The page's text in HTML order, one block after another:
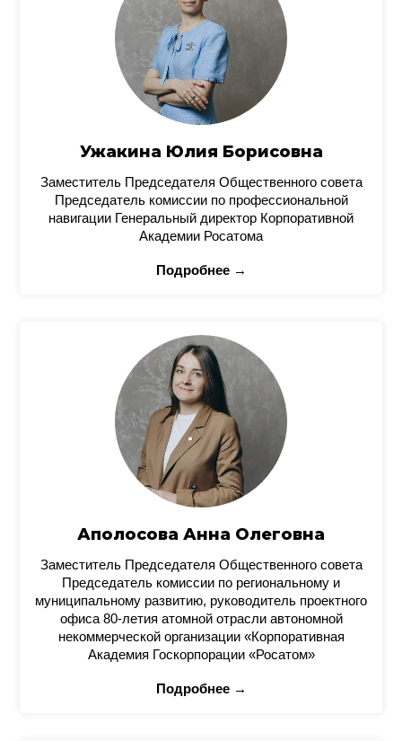
Ужакина Юлия Борисовна
Заместитель Председателя Общественного совета
Председатель комиссии по профессиональной
навигации Генеральный директор Корпоративной
Академии Росатома
Подробнее →
Аполосова Анна Олеговна
Заместитель Председателя Общественного совета
Председатель комиссии по региональному и
муниципальному развитию, руководитель проектного
офиса 80-летия атомной отрасли автономной
некоммерческой организации «Корпоративная
Академия Госкорпорации «Росатом»
Подробнее →